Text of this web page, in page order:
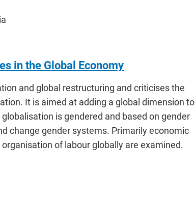
in the Global Economy
and global restructuring and criticises the
It is aimed at adding a global dimension to
is gendered and based on gender
change gender systems. Primarily economic
of labour globally are examined.